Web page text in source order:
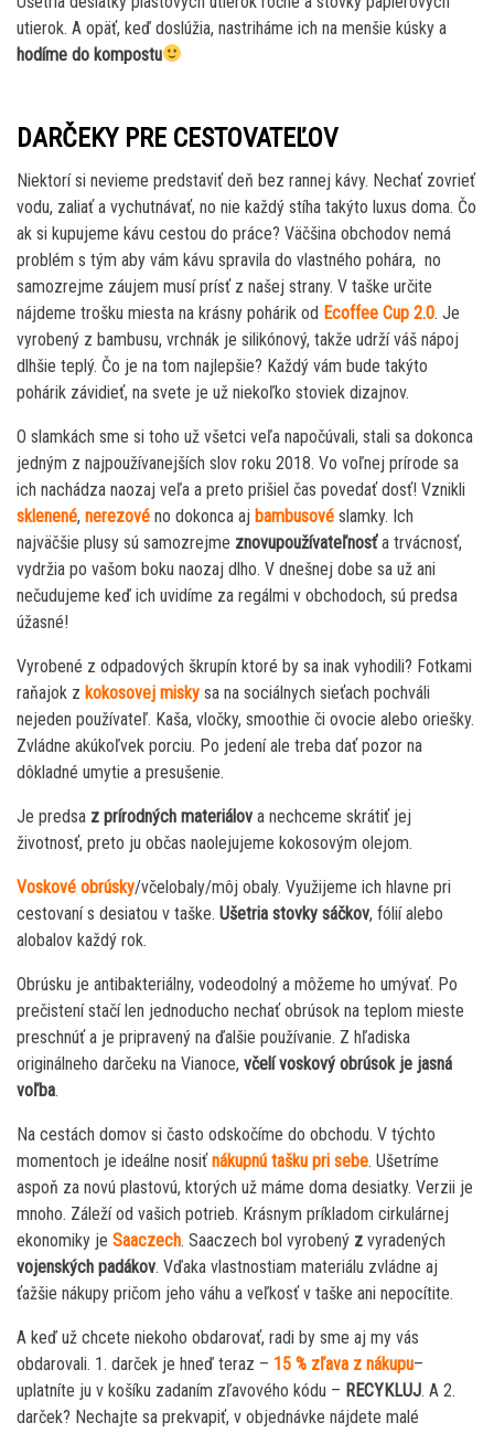
utierok. A opäť, keď doslúžia, nastriháme ich na menšie kúsky a
hodíme do kompostu
DARČEKY PRE CESTOVATEĽOV
Niektorí si nevieme predstaviť deň bez rannej kávy. Nechať zovrieť
vodu, zaliať a vychutnávať, no nie každý stíha takýto luxus doma. Čo
ak si kupujeme kávu cestou do práce? Väčšina obchodov nemá
problém s tým aby vám kávu spravila do vlastného pohára, no
samozrejme záujem musí prísť z našej strany. V taške určite
nájdeme trošku miesta na krásny pohárik od Ecoffee Cup 2.0. Je
vyrobený z bambusu, vrchnák je silikónový, takže udrží váš nápoj
dlhšie teplý. Čo je na tom najlepšie? Každý vám bude takýto
pohárik závidieť, na svete je už niekoľko stoviek dizajnov.
O slamkách sme si toho už všetci veľa napočúvali, stali sa dokonca
jedným z najpoužívanejších slov roku 2018. Vo voľnej prírode sa
ich nachádza naozaj veľa a preto prišiel čas povedať dosť! Vznikli
sklenené, nerezové no dokonca aj bambusové slamky. Ich
najväčšie plusy sú samozrejme znovupoužívateľnosťa trvácnosť,
vydržia po vašom boku naozaj dlho. V dnešnej dobe sa už ani
nečudujeme keď ich uvidíme za regálmi v obchodoch, sú predsa
úžasné!
Vyrobené z odpadových škrupín ktoré by sa inak vyhodili? Fotkami
raňajok z kokosovej misky sa na sociálnych sieťach pochváli
nejeden používateľ. Kaša, vločky, smoothie či ovocie alebo oriešky.
Zvládne akúkoľvek porciu. Po jedení ale treba dať pozor na
dôkladné umytie a presušenie.
Je predsa z prírodných materiálov a nechceme skrátiť jej
životnosť, preto ju občas naolejujeme kokosovým olejom.
Voskové obrúsky/včelobaly/môj obaly. Využijeme ich hlavne pri
cestovaní s desiatou v taške. Ušetria stovky sáčkov, fólií alebo
alobalov každý rok.
Obrúsku je antibakteriálny, vodeodolný a môžeme ho umývať. Po
prečistení stačí len jednoducho nechať obrúsok na teplom mieste
preschnúť a je pripravený na ďalšie používanie. Z hľadiska
originálneho darčeku na Vianoce, včelí voskový obrúsok je jasná
voľba.
Na cestách domov si často odskočíme do obchodu. V týchto
momentoch je ideálne nosiťnákupnú tašku pri sebe. Ušetríme
aspoň za novú plastovú, ktorých už máme doma desiatky. Verzii je
mnoho. Záleží od vašich potrieb. Krásnym príkladom cirkulárnej
ekonomiky je Saaczech. Saaczech bol vyrobený z vyradených
vojenských padákov. Vďaka vlastnostiam materiálu zvládne aj
ťažšie nákupy pričom jeho váhu a veľkosť v taške ani nepocítite.
A keď už chcete niekoho obdarovať, radi by sme aj my vás
obdarovali. 1. darček je hneď teraz – 15 % zľava z nákupu–
uplatníte ju v košíku zadaním zľavového kódu – RECYKLUJ. A 2.
darček? Nechajte sa prekvapiť, v objednávke nájdete malé